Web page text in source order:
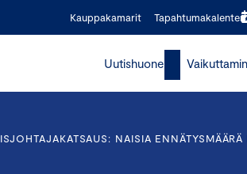
Kauppakamarit Tapahtumakalenteri
Uutishuone
NAISIA